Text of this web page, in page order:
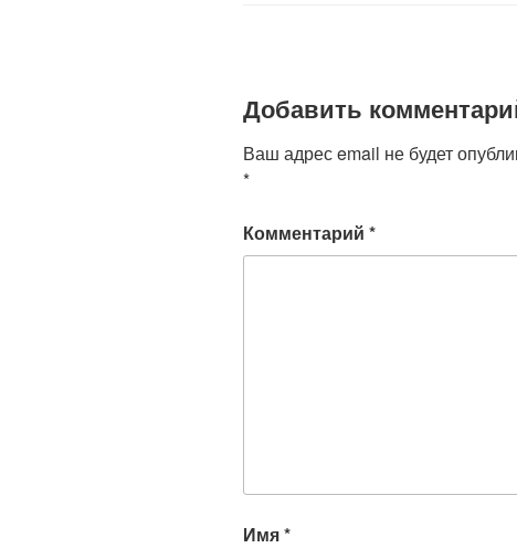
ki
Добавить
Ваш адрес email не будет
*
Комментарий *
Имя*